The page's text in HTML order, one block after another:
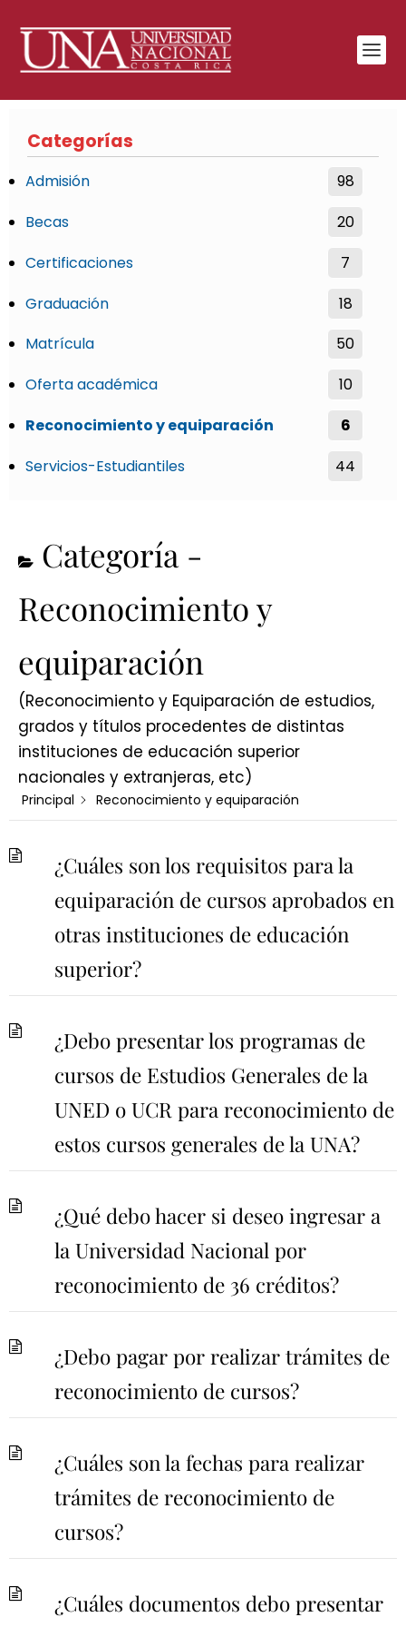
Categorías
Admisión
98
Becas
20
Certificaciones
7
Graduación
18
Matrícula
50
Oferta académica
10
Reconocimiento y equiparación
6
Servicios-Estudiantiles
44
Categoría -
Reconocimiento y
equiparación
(Reconocimiento y Equiparación de estudios,
grados y títulos procedentes de distintas
instituciones de educación superior
nacionales y extranjeras, etc)
Principal Reconocimiento y equiparación
¿Cuáles son los requisitos para la
equiparación de cursos aprobados en
otras instituciones de educación
superior?
¿Debo presentar los programas de
cursos de Estudios Generales de la
UNED o UCR para reconocimiento de
estos cursos generales de la UNA?
¿Qué debo hacer si deseo ingresar a
la Universidad Nacional por
reconocimiento de 36 créditos?
¿Debo pagar por realizar trámites de
reconocimiento de cursos?
¿Cuáles son la fechas para realizar
trámites de reconocimiento de
cursos?
¿Cuáles documentos debo presentar